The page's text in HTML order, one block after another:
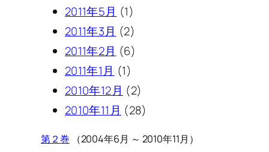
2011年5月 (1)
2011年3月 (2)
2011年2月 (6)
2011年1月 (1)
2010年12月 (2)
2010年11月 (28)
第２巻 （2004年6月 ～ 2010年11月）